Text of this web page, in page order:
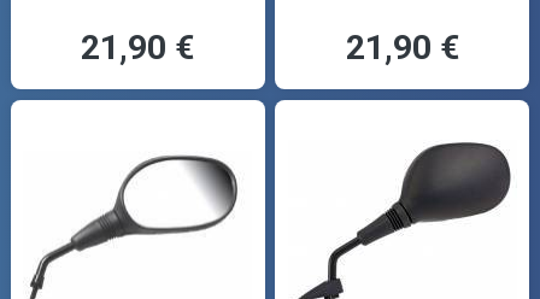
21,90 € 21,90 €